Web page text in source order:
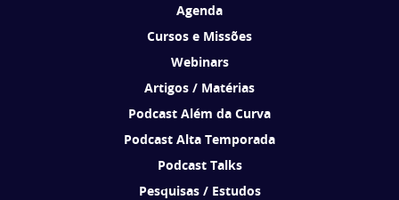
Agenda
Cursos e Missões
Webinars
Artigos / Matérias
Podcast Além da Curva
Podcast Alta Temporada
Podcast Talks
Pesquisas / Estudos